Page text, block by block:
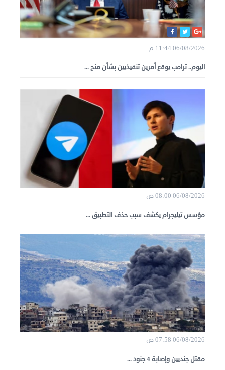
06/08/2026 11:44 م
اليوم.. ترامب يوقع أمرين تنفيذيين بشأن منح ...
06/08/2026 08:00 ص
مؤسس تيليجرام يكشف سبب حذف التطبيق ...
06/08/2026 07:58 ص
مقتل جنديين وإصابة 4 جنود ...